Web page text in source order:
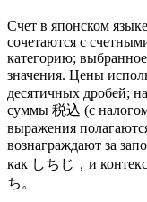
Счет в японском
сочетаются с
категорию; выбранное
значения. Цены
десятичных дробей;
суммы 税込 (с
выражения
вознаграждают за
как しちじ，и
ち。